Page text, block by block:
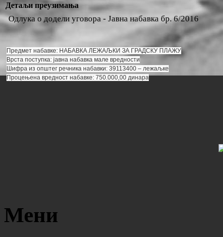
Детаљи преузимања
Одлука о додели уговора - Јавна набавка бр. 6/2016
Предмет набавке: НАБАВКА ЛЕЖАЉКИ ЗА ГРАДСКУ ПЛАЖУ
Врста поступка: јавна набавка мале вредности
Шифра из општег речника набавки: 39113400 – лежаљке
Процењена вредност набавке: 750.000,00 динара
Мени